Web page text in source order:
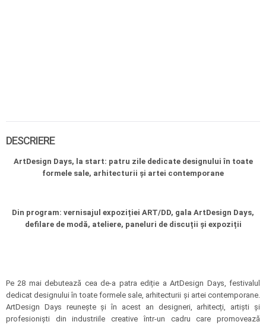
DESCRIERE
ArtDesign Days, la start: patru zile dedicate designului în toate
formele sale, arhitecturii și artei contemporane
Din program: vernisajul expoziției ART/DD, gala ArtDesign Days,
defilare de modă, ateliere, paneluri de discuții și expoziții
Pe 28 mai debutează cea de-a patra ediție a ArtDesign Days, festivalul
dedicat designului în toate formele sale, arhitecturii și artei contemporane.
ArtDesign Days reunește și în acest an designeri, arhitecți, artiști și
profesioniști din industriile creative într-un cadru care promovează